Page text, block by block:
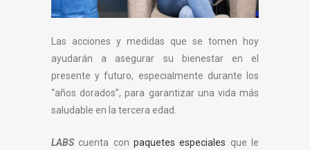
Las acciones y medidas que se tomen hoy
ayudarán a asegurar su bienestar en el
presente y futuro, especialmente durante los
“años dorados”, para garantizar una vida más
saludable en la tercera edad.
LABS cuenta conpaquetes especiales que le